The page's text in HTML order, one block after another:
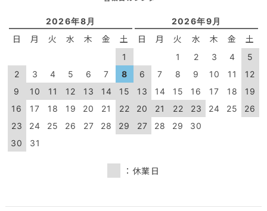
2026年8月
日 月 火 水 木 金 土
1
2
3 4 5 6 7
8
9
10 11 12 13 14
15
16
17 18 19 20 21
22
23
24 25 26 27 28
29
30
31
2026年9月
日 月 火 水 木 金 土
1 2 3 4
5
6
7 8 9 10 11
12
13
14 15 16 17 18
19
20
21 22 23 24 25
26
27
28 29 30
：休業日